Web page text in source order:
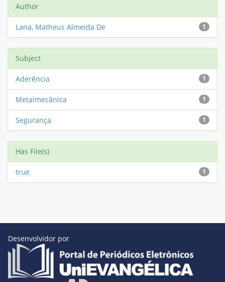
Author
1
Lana, Matheus Almeida De
Subject
1
Aderência
1
Metalmecânica
1
Segurança
Has File(s)
1
true
Desenvolvidor por